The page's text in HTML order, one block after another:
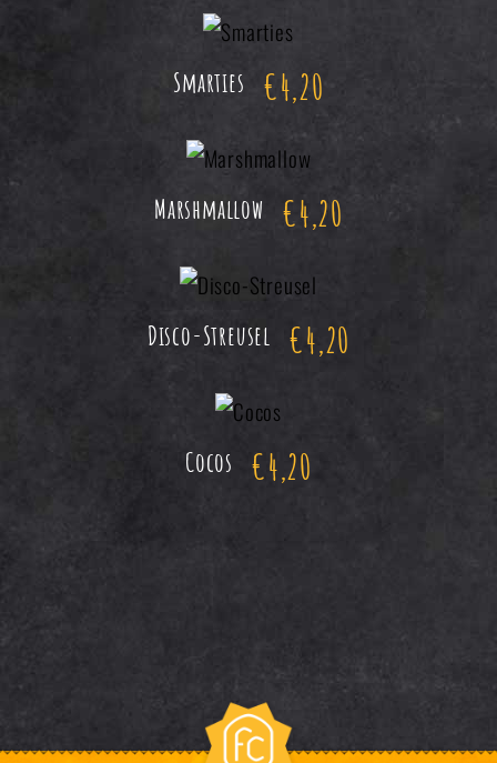
Smarties €4,20
Marshmallow €4,20
Disco-Streusel €4,20
Cocos €4,20